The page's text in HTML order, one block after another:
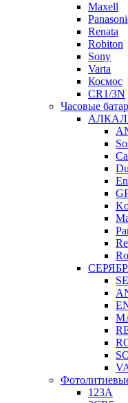
Maxell
Renata
Robiton
Sony
Varta
Космос
CR1/3N
Часовые
123A